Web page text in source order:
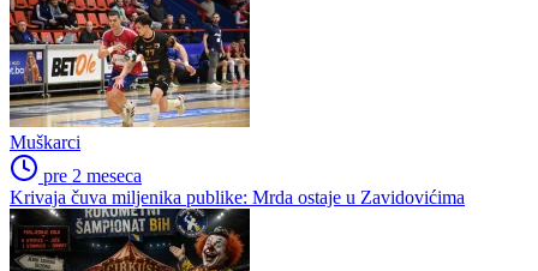
Muškarci
pre 2 meseca
Krivaja čuva miljenika publike: Mrda ostaje u Zavidovićima